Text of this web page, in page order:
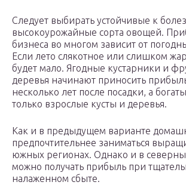
Следует выбирать устойчивые к
высокоурожайные сорта овощей.
бизнеса во многом зависит от
Если лето слякотное или слишком
будет мало. Ягодные кустарники и
деревья начинают приносить
несколько лет после посадки, а
только взрослые кусты и деревья.
Как и в предыдущем варианте
предпочтительнее заниматься
южных регионах. Однако и в
можно получать прибыль при
налаженном сбыте.